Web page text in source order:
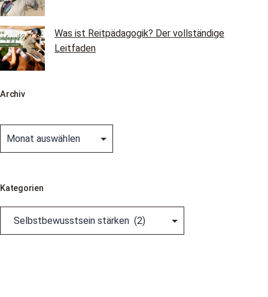
Was ist Reitpädagogik? Der vollständige
Leitfaden
Archiv
Kategorien